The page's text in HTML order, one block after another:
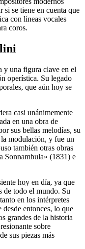
si se tiene en cuenta que
con líneas vocales
coros.
y una figura clave en el
operística. Su legado
que aún hoy se
casi unánimemente
en una obra de
sus bellas melodías, su
modulación, y fue un
también otras obras
Sonnambula» (1831) e
hoy en día, ya que
de todo el mundo. Su
en los intérpretes
entonces, lo que
grandes de la historia
sobre
sus piezas más